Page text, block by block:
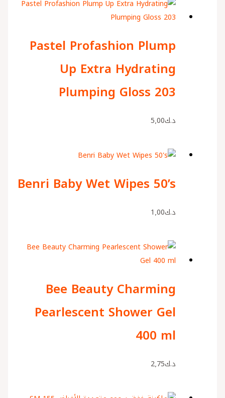
Pastel Profashion Plump
Up Extra Hydrating
Plumping Gloss 203
د.ك5٫00
Benri Baby Wet Wipes 50’s
د.ك1٫00
Bee Beauty Charming
Pearlescent Shower Gel
400 ml
د.ك2٫75